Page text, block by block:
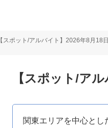
【スポット/アルバイト】2026年8月
【スポット/ア
関東エリアを中心とし